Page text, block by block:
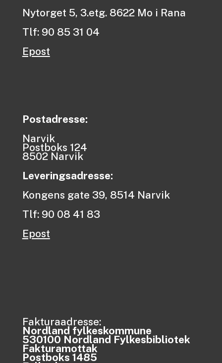
Nytorget 5, 3.etg. 8622 Mo i Rana
Tlf: 90 85 31 04
Epost
Postadresse:
Narvik
Postboks 124
8502 Narvik
Leveringsadresse:
Kongens gate 39, 8514 Narvik
Tlf: 90 08 41 83
Epost
Fakturaadresse:
Nordland fylkeskommune
530100 Nordland Fylkesbibliotek
Fakturamottak
Postboks 1485